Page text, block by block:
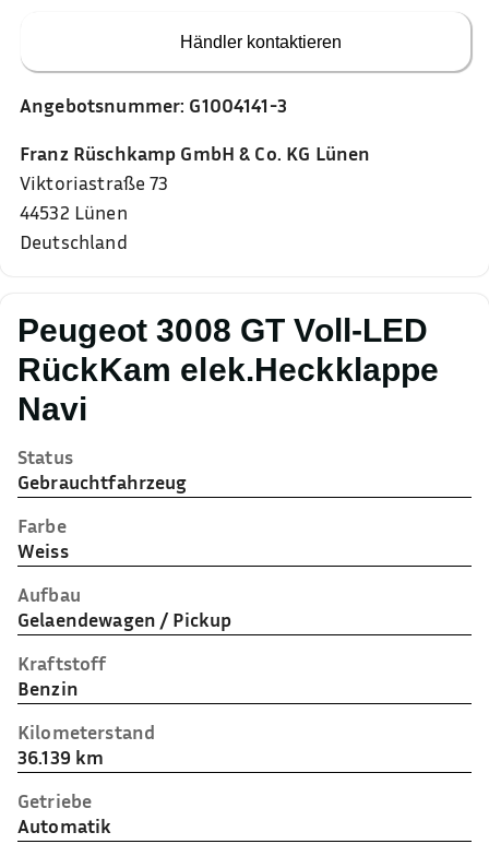
Peugeot 3008 GT Voll-LED
RückKam elek.Heckklappe
Navi
Status
Gebrauchtfahrzeug
Farbe
Weiss
Aufbau
Gelaendewagen / Pickup
Kraftstoff
Benzin
Kilometerstand
36.139 km
Getriebe
Automatik
Händler kontaktieren
Angebotsnummer: G1004141-3
Franz Rüschkamp GmbH & Co. KG Lünen
Viktoriastraße 73
44532 Lünen
Deutschland